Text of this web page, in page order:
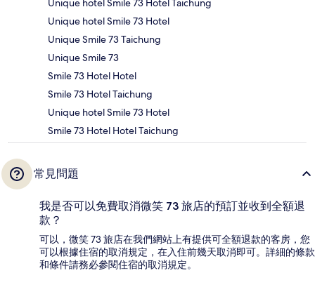
Unique hotel Smile 73 Hotel Taichung
Unique hotel Smile 73 Hotel
Unique Smile 73 Taichung
Unique Smile 73
Smile 73 Hotel Hotel
Smile 73 Hotel Taichung
Unique hotel Smile 73 Hotel
Smile 73 Hotel Hotel Taichung
常見問題
我是否可以免費取消微笑 73 旅店的預訂並收到全額退
款？
可以，微笑 73 旅店在我們網站上有提供可全額退款的客房，您
可以根據住宿的取消規定，在入住前幾天取消即可。詳細的條款
和條件請務必參閱住宿的取消規定。